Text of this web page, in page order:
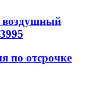
воздушный
3995
по отсрочке